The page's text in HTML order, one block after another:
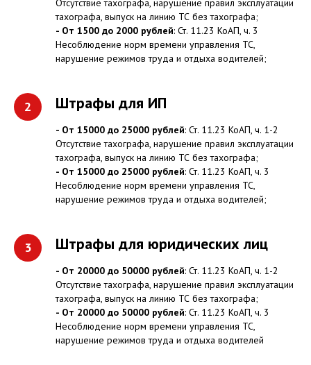
Отсутствие тахографа, нарушение правил эксплуатации
тахографа, выпуск на линию ТС без тахографа;
- От 1500 до 2000 рублей: Ст. 11.23 КоАП, ч. 3
Несоблюдение норм времени управления ТС,
нарушение режимов труда и отдыха водителей;
Штрафы для ИП
- От 15000 до 25000 рублей: Ст. 11.23 КоАП, ч. 1-2
Отсутствие тахографа, нарушение правил эксплуатации
тахографа, выпуск на линию ТС без тахографа;
- От 15000 до 25000 рублей: Ст. 11.23 КоАП, ч. 3
Несоблюдение норм времени управления ТС,
нарушение режимов труда и отдыха водителей;
Штрафы для юридических лиц
- От 20000 до 50000 рублей: Ст. 11.23 КоАП, ч. 1-2
Отсутствие тахографа, нарушение правил эксплуатации
тахографа, выпуск на линию ТС без тахографа;
- От 20000 до 50000 рублей: Ст. 11.23 КоАП, ч. 3
Несоблюдение норм времени управления ТС,
нарушение режимов труда и отдыха водителей